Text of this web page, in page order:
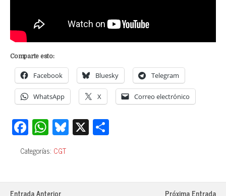
Comparte esto:
Facebook Bluesky Telegram
WhatsApp X Correo electrónico
Fa
ce
bo
ok
W
ha
ts
A
Bl
ue
y
X
pa
Categorías: CGT
Entrada Anterior Próxima Entrada